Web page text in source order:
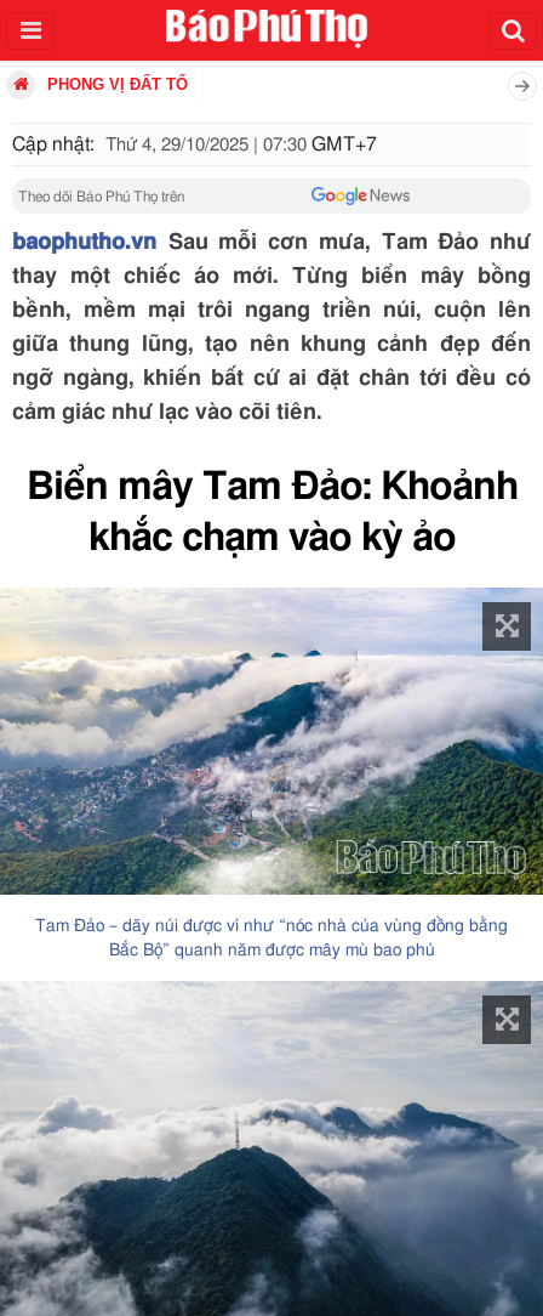
PHONG VỊ ĐẤT TỔ
Cập nhật: Thứ 4, 29/10/2025 | 07:30 GMT+7
Theo dõi Báo Phú Thọ trên
baophutho.vn Sau mỗi cơn mưa, Tam Đảo như
thay một chiếc áo mới. Từng biển mây bồng
bềnh, mềm mại trôi ngang triền núi, cuộn lên
giữa thung lũng, tạo nên khung cảnh đẹp đến
ngỡ ngàng, khiến bất cứ ai đặt chân tới đều có
cảm giác như lạc vào cõi tiên.
Biển mây Tam Đảo: Khoảnh
khắc chạm vào kỳ ảo
Tam Đảo – dãy núi được ví như “nóc nhà của vùng đồng bằng
Bắc Bộ” quanh năm được mây mù bao phủ